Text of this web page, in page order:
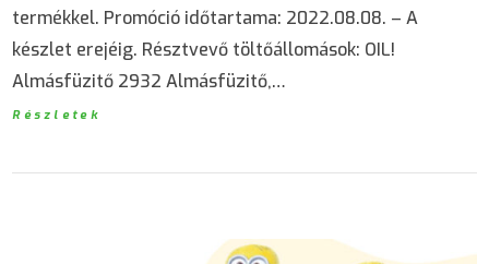
termékkel. Promóció időtartama: 2022.08.08. – A
készlet erejéig. Résztvevő töltőállomások: OIL!
Almásfüzitő 2932 Almásfüzitő,…
Részletek